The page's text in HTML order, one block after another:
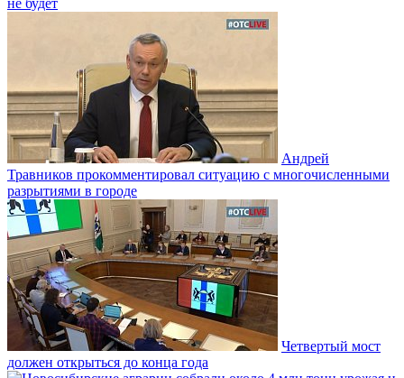
Андрей
Травников прокомментировал ситуацию с многочисленными
разрытиями в городе
Четвертый мост
должен открыться до конца года